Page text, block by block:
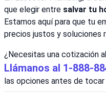
que elegir entre salvar tu
Estamos aquí para que tu
precios justos y soluciones
¿Necesitas una cotización
Llámanos al 1-888-
las opciones antes de tocar